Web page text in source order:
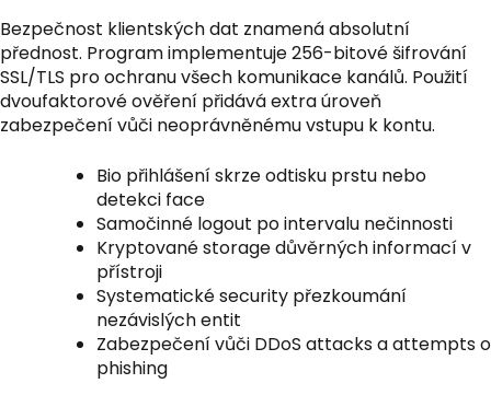
Bezpečnost klientských dat znamená absolutní
přednost. Program implementuje 256-bitové šifrování
SSL/TLS pro ochranu všech komunikace kanálů. Použití
dvoufaktorové ověření přidává extra úroveň
zabezpečení vůči neoprávněnému vstupu k kontu.
Bio přihlášení skrze odtisku prstu nebo
detekci face
Samočinné logout po intervalu nečinnosti
Kryptované storage důvěrných informací v
přístroji
Systematické security přezkoumání
nezávislých entit
Zabezpečení vůči DDoS attacks a attempts o
phishing